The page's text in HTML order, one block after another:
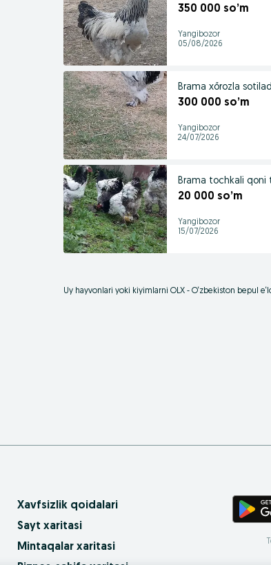
350 000 so’m
Yangibozor
05/08/2026
Brama xőrozla
300 000 so’m
Yangibozor
24/07/2026
Brama tochkali qoni
20 000 so’m
Yangibozor
15/07/2026
Uy hayvonlari yoki kiyimlarni OLX - O‘zbekiston bepul
Xavfsizlik qoidalari
Sayt xaritasi
Mintaqalar xaritasi